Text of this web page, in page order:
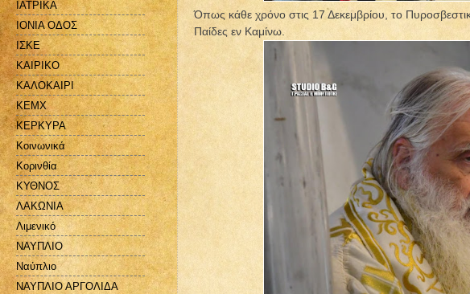
Όπως κάθε χρόνο στις 17 Δεκεμβρίου, το
Παίδες εν Καμίνω.
ΙΑΤΡΙΚΑ
ΙΟΝΙΑ ΟΔΟΣ
ΙΣΚΕ
ΚΑΙΡΙΚΟ
ΚΑΛΟΚΑΙΡΙ
ΚΕΜΧ
ΚΕΡΚΥΡΑ
Κοινωνικά
Κορινθία
ΚΥΘΝΟΣ
ΛΑΚΩΝΙΑ
Λιμενικό
ΝΑΥΠΛΙΟ
Ναύπλιο
ΝΑΥΠΛΙΟ ΑΡΓΟΛΙΔΑ